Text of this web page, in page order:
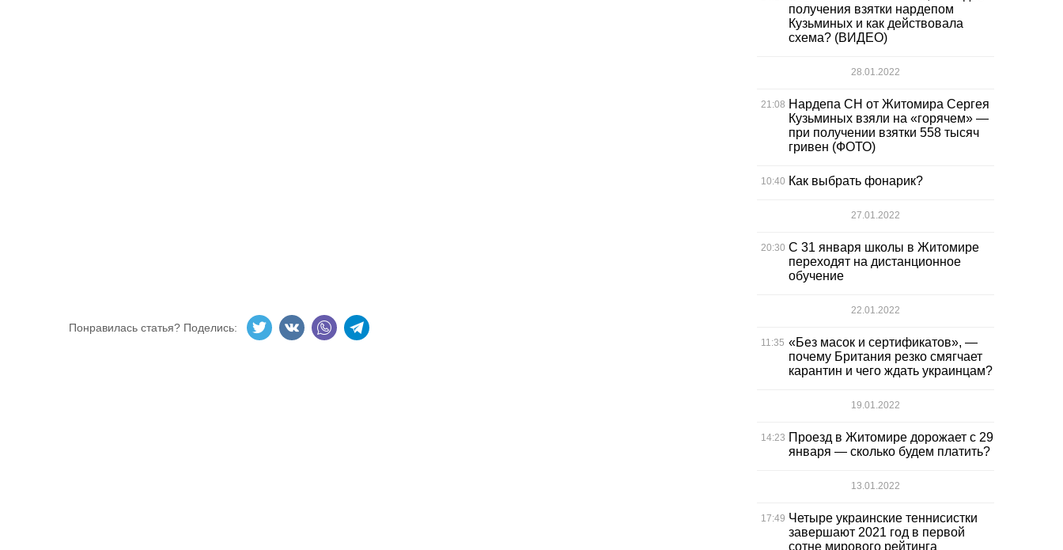
Понравилась статья? Поделись:
получения взятки нардепом
Кузьминых и как действовала
схема? (ВИДЕО)
28.01.2022
21:08 Нардепа СН от Житомира Сергея
Кузьминых взяли на «горячем» —
при получении взятки 558 тысяч
гривен (ФОТО)
10:40 Как выбрать фонарик?
27.01.2022
20:30 С 31 января школы в Житомире
переходят на дистанционное
обучение
22.01.2022
11:35 «Без масок и сертификатов», —
почему Британия резко смягчает
карантин и чего ждать украинцам?
19.01.2022
14:23 Проезд в Житомире дорожает с 29
января — сколько будем платить?
13.01.2022
17:49 Четыре украинские теннисистки
завершают 2021 год в первой
сотне мирового рейтинга